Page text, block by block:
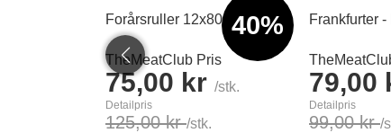
40%
Forårsruller 12x80g
TheMeatClub Pris
75,00 kr /stk.
Detailpris
125,00 kr/stk.
Frankfurter
79,00
Detailpris
99,00 kr/